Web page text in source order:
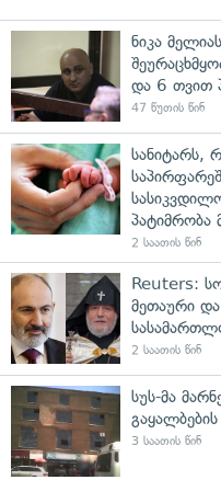
ნიკა
და 6 თვით
47 წუთის წინ
სანიტარს,
პატიმრობა
2 საათის წინ
Reuters:
მეთაური
2 საათის წინ
სუს-მა
3 საათის წინ